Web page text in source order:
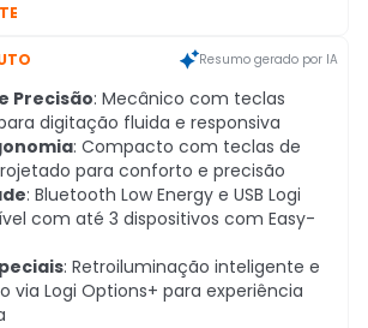
Resumo gerado por IA
Precisão: Mecânico com teclas
digitação fluida e responsiva
: Compacto com teclas de
para conforto e precisão
: Bluetooth Low Energy e USB Logi
com até 3 dispositivos com Easy-
: Retroiluminação inteligente e
via Logi Options+ para experiência